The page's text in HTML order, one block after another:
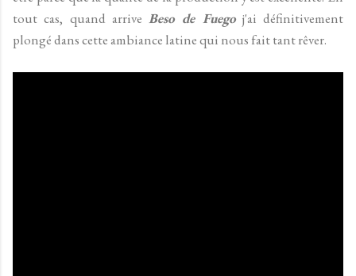
tout cas, quand arrive Beso de Fuegoj'ai définitivement
plongé dans cette ambiance latine qui nous fait tant rêver.